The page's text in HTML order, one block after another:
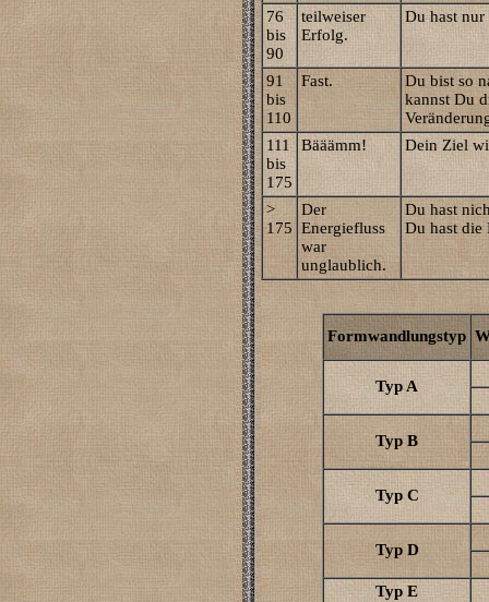
76
bis
90
teilweiser
Erfolg.
Du hast
91
bis
110
Fast.
Du bist so
kannst Du
111
bis
175
Bääämm! Dein Ziel
>
175
Der
Energiefluss
war
unglaublich.
Du hast
Du hast die
Formwandlungstyp
Typ A
Typ B
Typ C
Typ D
Typ E